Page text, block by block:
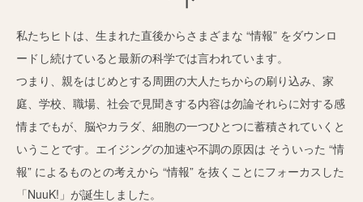
私たちヒトは、生まれた直後からさまざまな “情報” をダウンロ
ードし続けていると最新の科学では言われています。
つまり、親をはじめとする周囲の大人たちからの刷り込み、家
庭、学校、職場、社会で見聞きする内容は勿論それらに対する感
情までもが、脳やカラダ、細胞の一つひとつに蓄積されていくと
いうことです。エイジングの加速や不調の原因は そういった “情
報” によるものとの考えから “情報” を抜くことにフォーカスした
「NuuK!」が誕生しました。